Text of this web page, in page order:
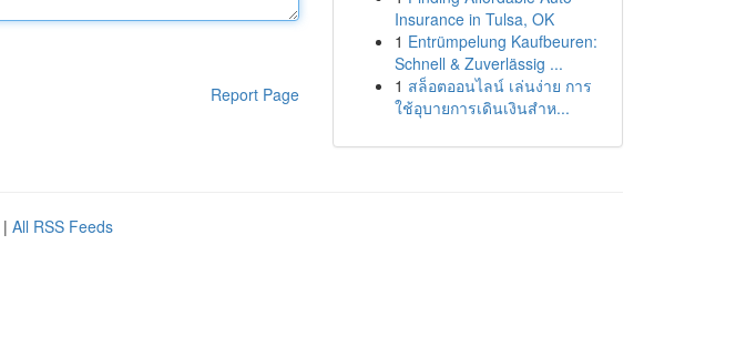
Report Page
Insurance in Tulsa, OK
1 Entrümpelung Kaufbeuren:
Schnell & Zuverlässig ...
1 สล็อตออนไลน์ เล่นง่าย การ
ใช้อุบายการเดินเงินสำห...
| All RSS Feeds